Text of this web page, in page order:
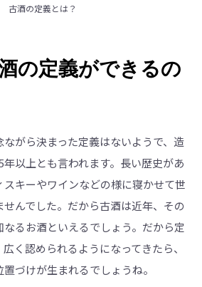
古酒の定義とは？
の定義ができるの
がら決まった定義はないようで、造
年以上とも言われます。長い歴史があ
キーやワインなどの様に寝かせて世
んでした。だから古酒は近年、その
るお酒といえるでしょう。だから定
く認められるようになってきたら、
づけが生まれるでしょうね。